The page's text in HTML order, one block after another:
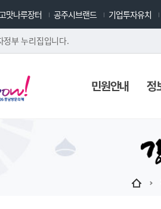
맛나루장터 공주시브랜드 기업투자유치
정부 누리집입니다.
민원안내 정